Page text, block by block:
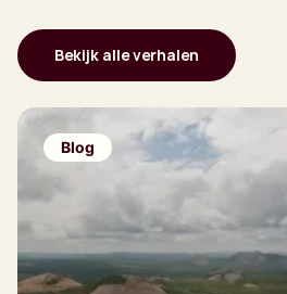
Bekijk alle verhalen
Blog